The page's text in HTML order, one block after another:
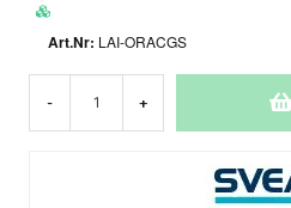
LAI-ORACGS
- +